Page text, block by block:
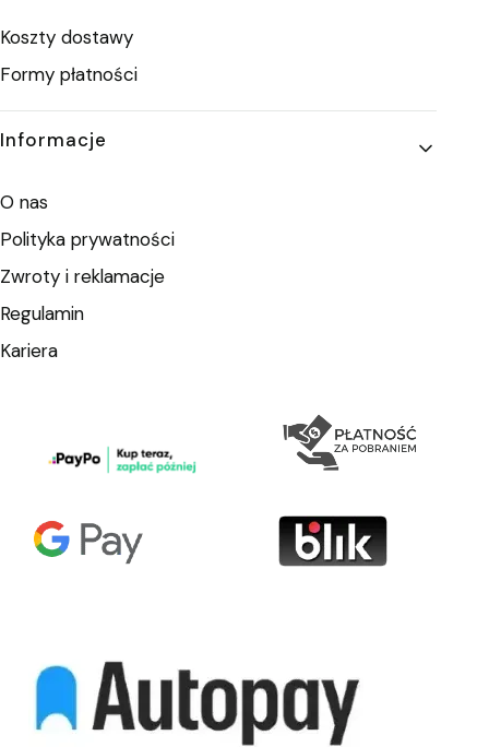
Koszty dostawy
Formy płatności
Informacje
O nas
Polityka prywatności
Zwroty i reklamacje
Regulamin
Kariera